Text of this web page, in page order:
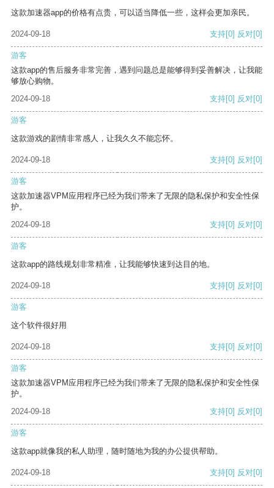
这款加速器app的价格有点贵，可以适当降低一些，这样会更加亲民。
2024-09-18 支持[0] 反对[0]
游客
这款app的售后服务非常完善，遇到问题总是能够得到妥善解决，让我能
够放心购物。
2024-09-18
支持[0] 反对[0]
游客
这款游戏的剧情非常感人，让我久久不能忘怀。
2024-09-18 支持[0] 反对[0]
游客
这款加速器VPM应用程序已经为我们带来了无限的隐私保护和安全性保
护。
2024-09-18
支持[0] 反对[0]
游客
这款app的路线规划非常精准，让我能够快速到达目的地。
2024-09-18 支持[0] 反对[0]
游客
这个软件很好用
2024-09-18 支持[0] 反对[0]
游客
这款加速器VPM应用程序已经为我们带来了无限的隐私保护和安全性保
护。
2024-09-18
支持[0] 反对[0]
游客
这款app就像我的私人助理，随时随地为我的办公提供帮助。
2024-09-18 支持[0] 反对[0]